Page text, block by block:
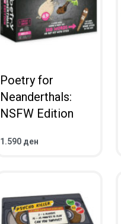
Poetry for
Neanderthals:
NSFW Edition
1.590 ден
ВО КОШНИЧКА